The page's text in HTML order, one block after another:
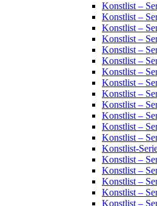
Konstlist –
Konstlist –
Konstlist –
Konstlist –
Konstlist –
Konstlist –
Konstlist –
Konstlist –
Konstlist –
Konstlist –
Konstlist –
Konstlist –
Konstlist –
Konstlist-
Konstlist –
Konstlist –
Konstlist –
Konstlist –
Konstlist –